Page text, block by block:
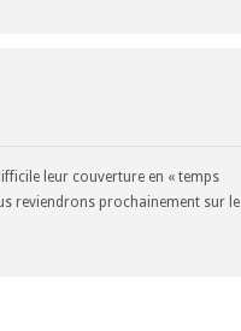
leur couverture en « temps
reviendrons prochainement sur le